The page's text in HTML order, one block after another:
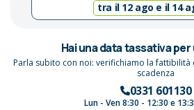
tra il 12 ago e il 14
Hai una data tassativa
Parla subito con noi: verifichiamo la
scadenza
0331 601130
Lun - Ven 8:30 - 12:30 e